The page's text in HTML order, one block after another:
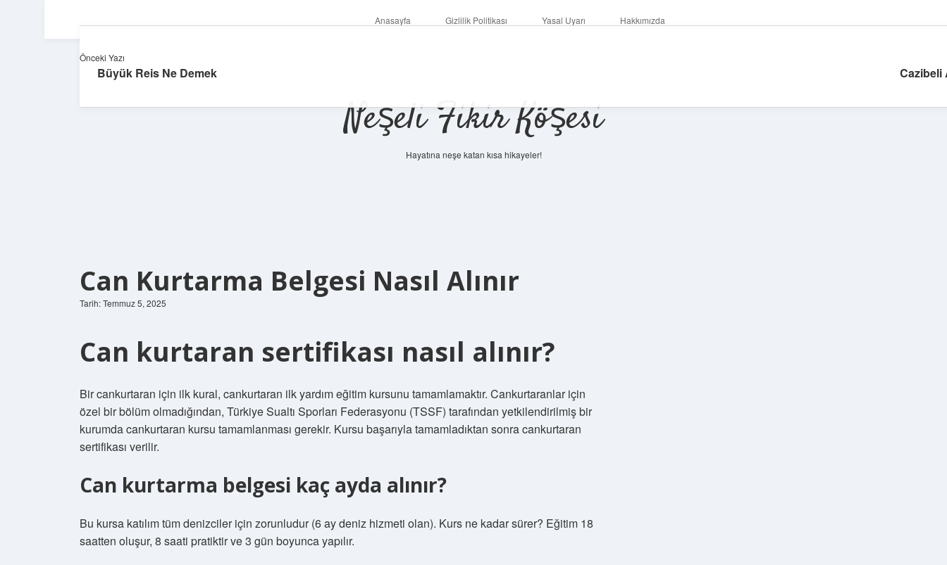
Anasayfa Gizlilik Politikası Yasal Uyarı Hakkımızda
Neşeli Fikir Köşesi
Hayatına neşe katan kısa hikayeler!
Can Kurtarma Belgesi Nasıl Alınır
Tarih: Temmuz 5, 2025
Can kurtaran sertifikası nasıl alınır?
Bir cankurtaran için ilk kural, cankurtaran ilk yardım eğitim kursunu tamamlamaktır. Cankurtaranlar için
özel bir bölüm olmadığından, Türkiye Sualtı Sporları Federasyonu (TSSF) tarafından yetkilendirilmiş bir
kurumda cankurtaran kursu tamamlanması gerekir. Kursu başarıyla tamamladıktan sonra cankurtaran
sertifikası verilir.
Can kurtarma belgesi kaç ayda alınır?
Bu kursa katılım tüm denizciler için zorunludur (6 ay deniz hizmeti olan). Kurs ne kadar sürer? Eğitim 18
saatten oluşur, 8 saati pratiktir ve 3 gün boyunca yapılır.
Önceki Yazı
Büyük Reis Ne Demek Cazibeli